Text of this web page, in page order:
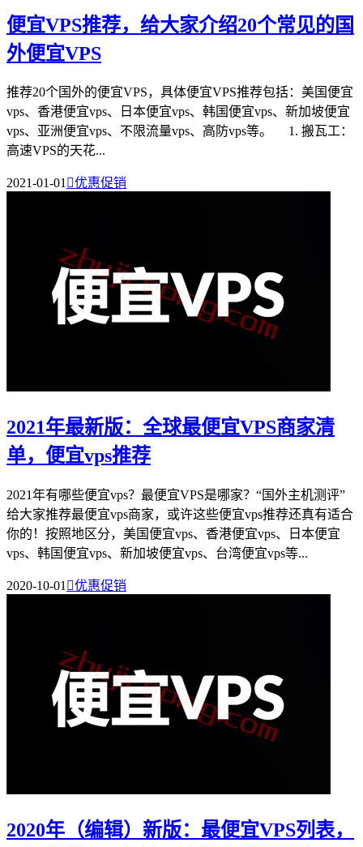
便宜VPS推荐，给大家介绍20个常见的国
外便宜VPS
推荐20个国外的便宜VPS，具体便宜VPS推荐包括：美国便宜
vps、香港便宜vps、日本便宜vps、韩国便宜vps、新加坡便宜
vps、亚洲便宜vps、不限流量vps、高防vps等。 1. 搬瓦工：
高速VPS的天花...
2021-01-01优惠促销
2021年最新版：全球最便宜VPS商家清
单，便宜vps推荐
2021年有哪些便宜vps？最便宜VPS是哪家？“国外主机测评”
给大家推荐最便宜vps商家，或许这些便宜vps推荐还真有适合
你的！按照地区分，美国便宜vps、香港便宜vps、日本便宜
vps、韩国便宜vps、新加坡便宜vps、台湾便宜vps等...
2020-10-01 优惠促销
2020年（编辑）新版：最便宜VPS列表，